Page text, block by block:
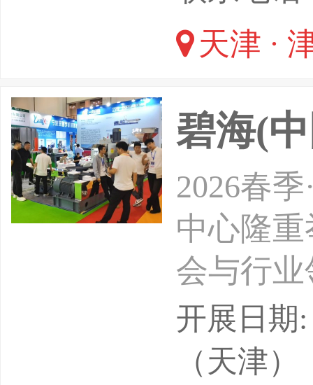
天津 ·
碧海(
2026春
中心隆
会与行
机。让
开展日期
（天津）